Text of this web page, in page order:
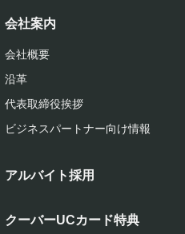
会社案内
会社概要
沿革
代表取締役挨拶
ビジネスパートナー向け情報
アルバイト採用
クーバーUCカード特典